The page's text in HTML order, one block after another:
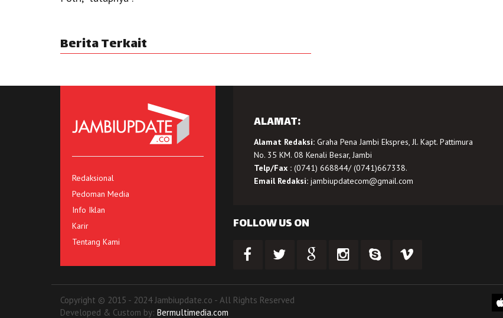
Berita Terkait
Redaksional
Pedoman Media
Info Iklan
Karir
Tentang Kami
ALAMAT:
Alamat Redaksi:Graha Pena Jambi Ekspres, Jl. Kapt. Pattimura
No. 35 KM. 08 Kenali Besar, Jambi
Telp/Fax :(0741) 668844/ (0741)667338.
Email Redaksi: jambiupdatecom@gmail.com
FOLLOW US ON
Copyright © 2015 - 2024 Jambiupdate.co - All Rights Reserved
Developed & Custom by: Bermultimedia.com